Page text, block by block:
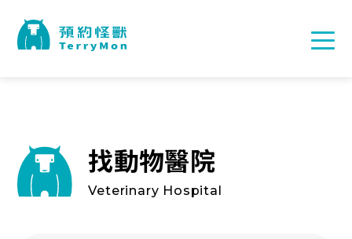
找動物醫院
Veterinary Hospital